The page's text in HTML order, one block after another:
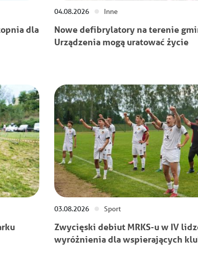
dla
04.08.2026 Inne
Nowe defibrylatory na terenie
Urządzenia mogą uratować życie
03.08.2026 Sport
Zwycięski debiut MRKS-u w IV
wyróżnienia dla wspierających